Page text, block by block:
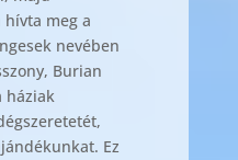
meg a
nevében
Burian
háziak
Ez